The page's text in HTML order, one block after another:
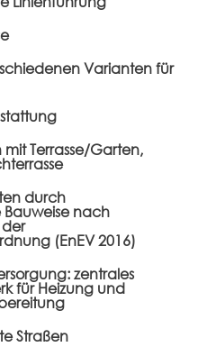
Varianten für
Terrasse/Garten,
durch
nach
(EnEV 2016)
zentrales
für Heizung und
Straßen